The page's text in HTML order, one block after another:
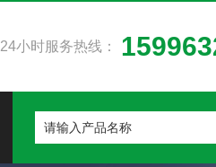
24小时服务热线：